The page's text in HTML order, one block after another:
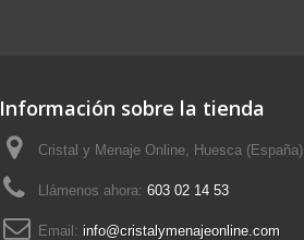
Información sobre la tienda
Cristal y Menaje Online, Huesca (España)
Llámenos ahora: 603 02 14 53
Email: info@cristalymenajeonline.com